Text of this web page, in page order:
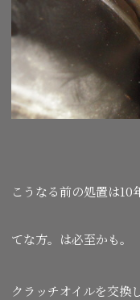
こうなる前の処置は10
てな方。は必至かも。
クラッチオイルを交換